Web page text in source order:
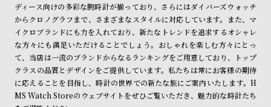
ディース向けの多彩な腕時計が揃っており、さらにはダイバーズウォッチ
からクロノグラフまで、さまざまなスタイルに対応しています。また、マ
イクロブランドにも力を入れており、新たなトレンドを追求するオシャレ
な方々にも満足いただけることでしょう。おしゃれを楽しむ方々にとっ
て、当店は一流のブランドからなるランキングをご用意しており、トップ
クラスの品質とデザインをご提供しています。私たちは常にお客様の期待
に応えることを目指し、時計の世界での新たな旅にご案内いたします。H
MS Watch Storeのウェブサイトをぜひご覧いただき、魅力的な時計たち